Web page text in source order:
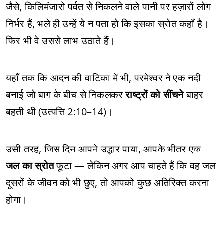
जैसे, किलिमंजारो पर्वत से निकलने वाले पानी पर हज़ारों लोग
निर्भर हैं, भले ही उन्हें ये न पता हो कि इसका स्रोत कहाँ है।
फिर भी वे उससे लाभ उठाते हैं।
यहाँ तक कि आदन की वाटिका में भी, परमेश्वर ने एक नदी
बनाई जो बाग के बीच से निकलकरराष्ट्रों को सींचनेबाहर
बहती थी (उत्पत्ति 2:10–14)।
उसी तरह, जिस दिन आपने उद्धार पाया, आपके भीतर एक
जल का स्रोतफूटा — लेकिन अगर आप चाहते हैं कि वह जल
दूसरों के जीवन को भी छुए, तो आपको कुछ अतिरिक्त करना
होगा।